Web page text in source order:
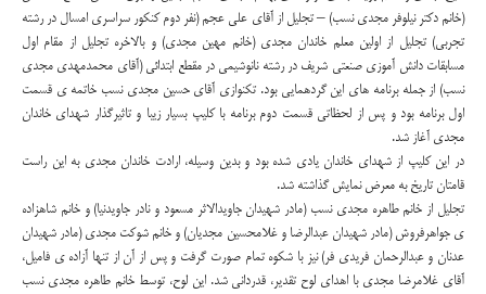
(خانم دکتر نیلوفر مجدی نسب) – تجلیل از آقای علی عجم (نفر دوم کنکور سراسری امسال در رشته
تجربی) تجلیل از اولین معلم خاندان مجدی (خانم مهین مجدی) و بالاخره تجلیل از مقام اول
مسابقات دانش آموزی صنعتی شریف در رشته نانوشیمی در مقطع ابتدائی (آقای محمدمهدی مجدی
نسب) از جمله برنامه های این گردهمایی بود. تکنوازی آقای حسین مجدی نسب خاتمه ی قسمت
اول برنامه بود و پس از لحظاتی قسمت دوم برنامه با کلیپ بسیار زیبا و تاثیرگذار شهدای خاندان
مجدی آغاز شد.
در این کلیپ از شهدای خاندان یادی شده بود و بدین وسیله، ارادت خاندان مجدی به این راست
قامتان تاریخ به معرض نمایش گذاشته شد.
تجلیل از خانم طاهره مجدی نسب (مادر شهیدان جاویدالاثر مسعود و نادر جاویدنیا) و خانم شاهزاده
ی جواهرفروش (مادر شهیدان عبدالرضا و غلامحسین مجدیان) و خانم شوکت مجدی (مادر شهیدان
عدنان و عبدالرحمان فریدی فر) نیز با شکوه تمام صورت گرفت و پس از آن از تنها آزاده ی فامیل،
آقای غلامرضا مجدی با اهدای لوح تقدیر، قدردانی شد. این لوح، توسط خانم طاهره مجدی نسب